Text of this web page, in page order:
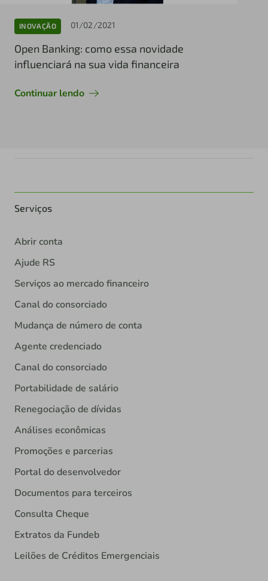
INOVAÇÃO 01/02/2021
Open Banking: como essa novidade
influenciará na sua vida financeira
Continuar lendo
Serviços
Abrir conta
Ajude RS
Serviços ao mercado financeiro
Canal do consorciado
Mudança de número de conta
Agente credenciado
Canal do consorciado
Portabilidade de salário
Renegociação de dívidas
Análises econômicas
Promoções e parcerias
Portal do desenvolvedor
Documentos para terceiros
Consulta Cheque
Extratos da Fundeb
Leilões de Créditos Emergenciais